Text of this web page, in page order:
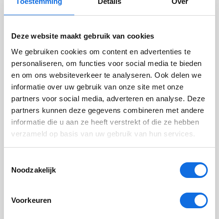
Deze website maakt gebruik van cookies
We gebruiken cookies om content en advertenties te
personaliseren, om functies voor social media te bieden
en om ons websiteverkeer te analyseren. Ook delen we
informatie over uw gebruik van onze site met onze
partners voor social media, adverteren en analyse. Deze
partners kunnen deze gegevens combineren met andere
informatie die u aan ze heeft verstrekt of die ze hebben
verzameld op basis van uw gebruik van hun services.
Noodzakelijk
Voorkeuren
jongeren en leren zij hoe zij het gesprek hierover
kunnen aangaan.
Na afloop van de training:
Ben je je bewust van jouw rol in de seksuele
vorming van jongeren;
Weet je welke thema's rondom seksualiteit en
relaties relevant zijn binnen jongeren- en
straathoekwerk;
Heb je handvatten om seksualiteit bespreekbaar te
van praktijksituaties;
dagelijkse werk.